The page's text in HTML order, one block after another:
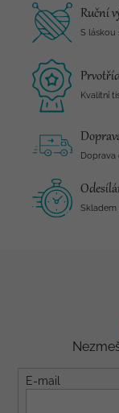
Ruční
S láskou
Kvalitní
Doprava
Skladem
E-mail